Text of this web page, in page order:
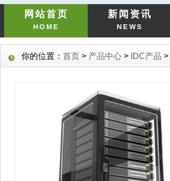
网站首页
HOME
新闻资讯
NEWS
你的位置： 首页 > 产品中心 > IDC产品 >